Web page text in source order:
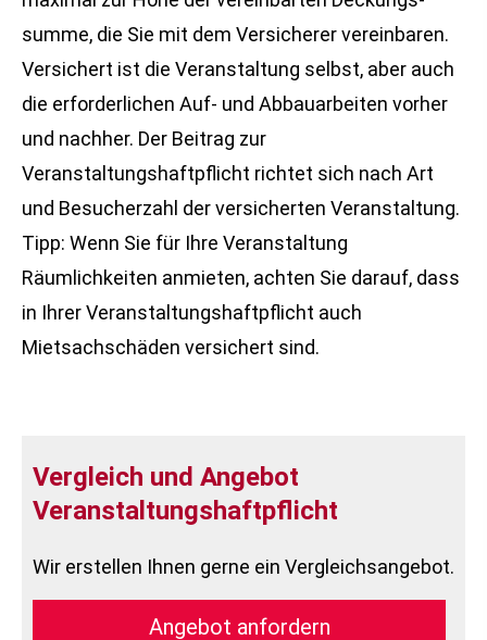
summe, die Sie mit dem Versicherer vereinbaren.
Versichert ist die Veranstaltung selbst, aber auch
die erforderlichen Auf- und Abbauarbeiten vorher
und nachher. Der Beitrag zur
Veranstaltungshaftpflicht richtet sich nach Art
und Besucherzahl der versicherten Veranstaltung.
Tipp: Wenn Sie für Ihre Veranstaltung
Räumlichkeiten anmieten, achten Sie darauf, dass
in Ihrer Veranstaltungshaftpflicht auch
Mietsachschäden versichert sind.
Vergleich und Angebot
Veranstaltungshaftpflicht
Wir erstellen Ihnen gerne ein Vergleichsangebot.
An­ge­bot an­for­dern